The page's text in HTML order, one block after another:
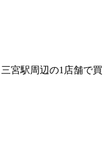
宮駅周辺の1店舗で買